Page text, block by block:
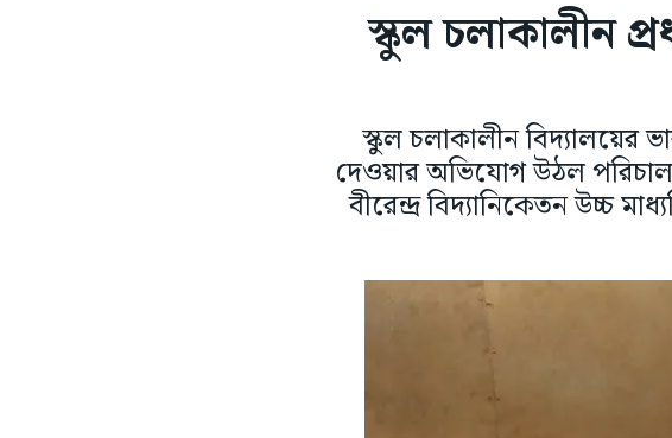
স্কুল চলাকালীন
স্কুল চলাকালীন বিদ্যালয়ের
দেওয়ার অভিযোগ উঠল
বীরেন্দ্র বিদ্যানিকেতন উচ্চ